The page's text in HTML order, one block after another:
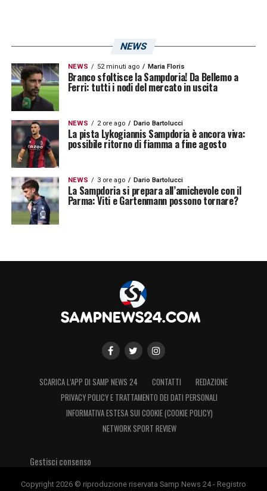
NEWS
NEWS 52 minuti ago Maria Floris
Branco sfoltisce la Sampdoria! Da Bellemo a
Ferri: tutti i nodi del mercato in uscita
NEWS 2 ore ago Dario Bartolucci
La pista Lykogiannis Sampdoria è ancora viva:
possibile ritorno di fiamma a fine agosto
NEWS 3 ore ago Dario Bartolucci
La Sampdoria si prepara all’amichevole con il
Parma: Viti e Gartenmann possono tornare?
SCARICA L’APP DI SAMP NEWS 24 CONTATTI
REDAZIONE
PRIVACY POLICY E TRATTAMENTO DEI DATI PERSONALI
INFORMATIVA ESTESA SUI COOKIE (COOKIE POLICY)
NETWORK SPORT REVIEW
Gestisci consenso
Copyright 2026 © riproduzione riservata Samp News 24 - Registro